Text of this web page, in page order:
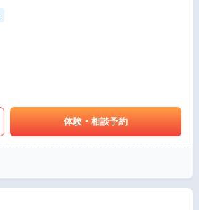
体験・相談予約